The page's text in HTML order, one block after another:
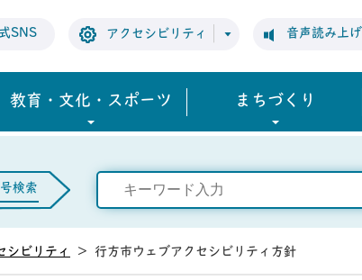
SNS アクセシビリティ 音声読み上げ
教育・文化・スポーツ まちづくり
検索
シビリティ > 行方市ウェブアクセシビリティ方針